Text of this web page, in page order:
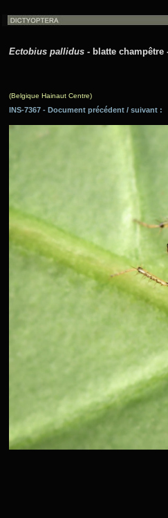
Ectobius pallidus - blatte champêtre
(Belgique Hainaut Centre)
INS-7367 - Document précédent /